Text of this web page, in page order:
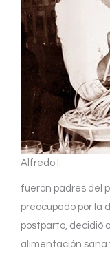
Alfredo I.
fueron padres del
preocupado por la
postparto, decidió
alimentación sana